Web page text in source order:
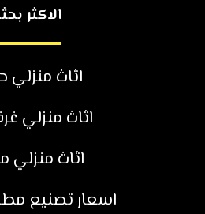
الاكثر
اثاث منزلي
اثاث منزلي
اثاث منزلي
اسعار تصنيع